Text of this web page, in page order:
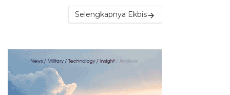
Selengkapnya Ekbis